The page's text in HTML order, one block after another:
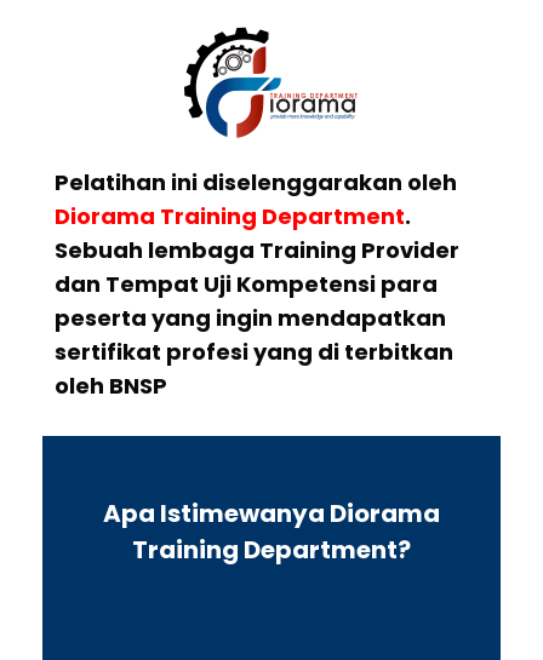
Pelatihan ini diselenggarakan oleh
Diorama Training Department.
Sebuah lembaga Training Provider
dan Tempat Uji Kompetensi para
peserta yang ingin mendapatkan
sertifikat profesi yang di terbitkan
oleh BNSP
Apa Istimewanya Diorama
Training Department?